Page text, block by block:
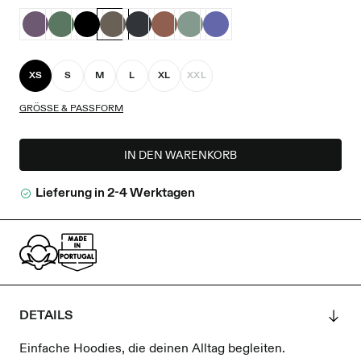
XS S M L XL XXL
GRÖSSE & PASSFORM
IN DEN WARENKORB
Lieferung in 2-4 Werktagen
DETAILS
Einfache Hoodies, die deinen Alltag begleiten.